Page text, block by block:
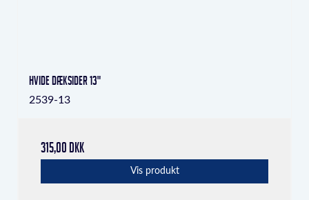
Hvide dæksider 13"
2539-13
315,00 DKK
Vis produkt